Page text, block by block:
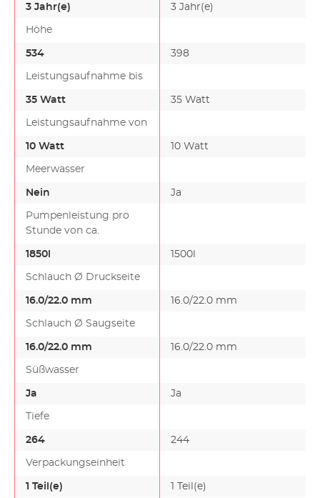
3 Jahr(e) 3 Jahr(e)
Höhe
534 398
Leistungsaufnahme bis
35 Watt 35 Watt
Leistungsaufnahme von
10 Watt 10 Watt
Meerwasser
Nein Ja
Pumpenleistung pro
Stunde von ca.
1850l 1500l
Schlauch Ø Druckseite
16.0/22.0 mm 16.0/22.0 mm
Schlauch Ø Saugseite
16.0/22.0 mm 16.0/22.0 mm
Süßwasser
Ja Ja
Tiefe
264 244
Verpackungseinheit
1 Teil(e) 1 Teil(e)